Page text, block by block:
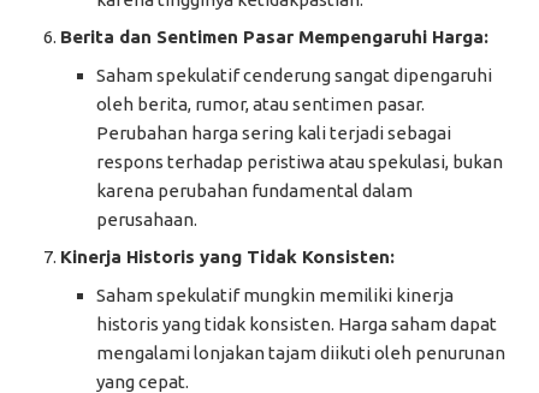
Berita dan Sentimen Pasar Mempengaruhi Harga:
Saham spekulatif cenderung sangat dipengaruhi
oleh berita, rumor, atau sentimen pasar.
Perubahan harga sering kali terjadi sebagai
respons terhadap peristiwa atau spekulasi, bukan
karena perubahan fundamental dalam
perusahaan.
Kinerja Historis yang Tidak Konsisten:
Saham spekulatif mungkin memiliki kinerja
historis yang tidak konsisten. Harga saham dapat
mengalami lonjakan tajam diikuti oleh penurunan
yang cepat.